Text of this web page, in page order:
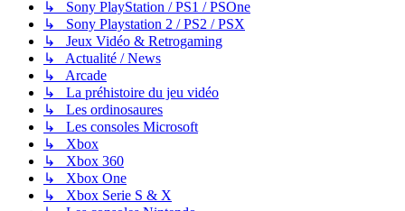
↳ Sony PlayStation / PS1 / PSOne
↳ Sony Playstation 2 / PS2 / PSX
↳ Jeux Vidéo & Retrogaming
↳ Actualité / News
↳ Arcade
↳ La préhistoire du jeu vidéo
↳ Les ordinosaures
↳ Les consoles Microsoft
↳ Xbox
↳ Xbox 360
↳ Xbox One
↳ Xbox Serie S & X